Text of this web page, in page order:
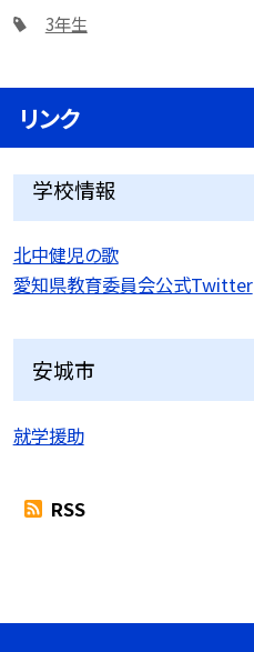
3年生
リンク
学校情報
北中健児の歌
愛知県教育委員会公式Twitter
安城市
就学援助
RSS